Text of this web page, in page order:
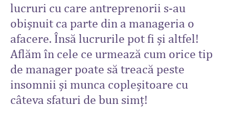
lucruri cu care antreprenorii s-au
obișnuit ca parte din a manageria o
afacere. Însă lucrurile pot fi și altfel!
Aflăm în cele ce urmează cum orice tip
de manager poate să treacă peste
insomnii și munca copleșitoare cu
câteva sfaturi de bun simț!